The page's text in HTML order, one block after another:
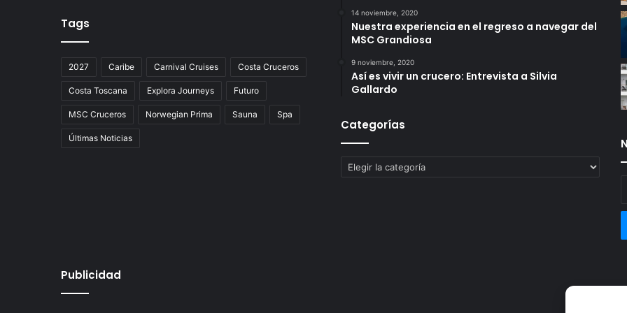
Tags
2027 Caribe Carnival Cruises Costa Cruceros
Costa Toscana Explora Journeys Futuro
MSC Cruceros Norwegian Prima Sauna Spa
Últimas Noticias
14 noviembre, 2020
Nuestra experiencia en el regreso a navegar del
MSC Grandiosa
9 noviembre, 2020
Así es vivir un crucero: Entrevista a Silvia
Gallardo
Categorías
Categorías
Publicidad